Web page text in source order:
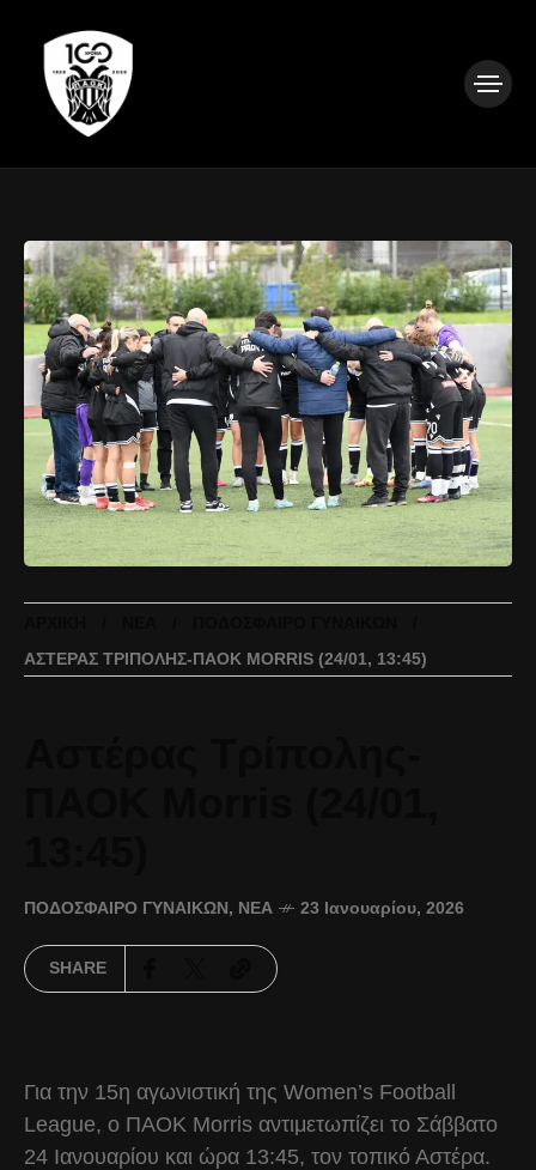
ΑΣΤΈΡΑΣ ΤΡΊΠΟΛΗΣ-ΠΑΟΚ MORRIS (24/01, 13:45)
ΠΟΔΌΣΦΑΙΡΟ ΓΥΝΑΙΚΏΝ, ΝΈΑ 23 Ιανουαρίου, 2026
SHARE
Για την 15η αγωνιστική της Women’s Football
League, o ΠΑΟΚ Morris αντιμετωπίζει το Σάββατο
24 Ιανουαρίου και ώρα 13:45, τον τοπικό Αστέρα.